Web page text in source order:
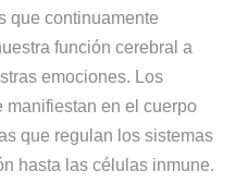
que continuamente
función cerebral a
emociones. Los
manifiestan en el cuerpo
que regulan los sistemas
hasta las células inmune.